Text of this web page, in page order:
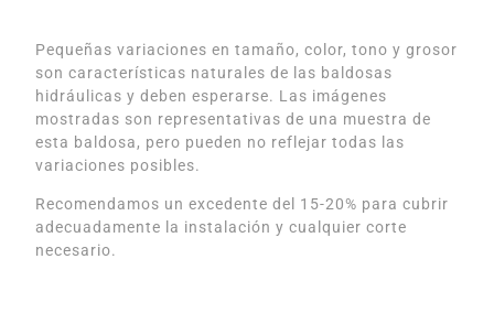
Pequeñas variaciones en tamaño, color, tono y grosor
son características naturales de las baldosas
hidráulicas y deben esperarse. Las imágenes
mostradas son representativas de una muestra de
esta baldosa, pero pueden no reflejar todas las
variaciones posibles.
Recomendamos un excedente del 15-20% para cubrir
adecuadamente la instalación y cualquier corte
necesario.